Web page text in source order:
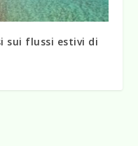
sui flussi estivi di